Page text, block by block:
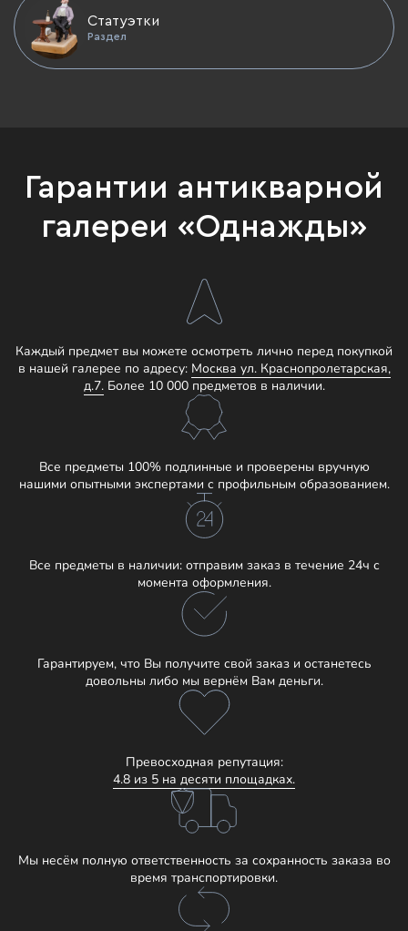
Статуэтки
Раздел
Гарантии антикварной
галереи «Однажды»
Каждый предмет вы можете осмотреть лично перед покупкой
в нашей галерее по адресу: Москва ул. Краснопролетарская,
д.7.Более 10 000 предметов в наличии.
Все предметы 100% подлинные и проверены вручную
нашими опытными экспертами с профильным образованием.
Все предметы в наличии: отправим заказ в течение 24ч с
момента оформления.
Гарантируем, что Вы получите свой заказ и останетесь
довольны либо мы вернём Вам деньги.
Превосходная репутация:
4.8 из 5 на десяти площадках.
Мы несём полную ответственность за сохранность заказа во
время транспортировки.